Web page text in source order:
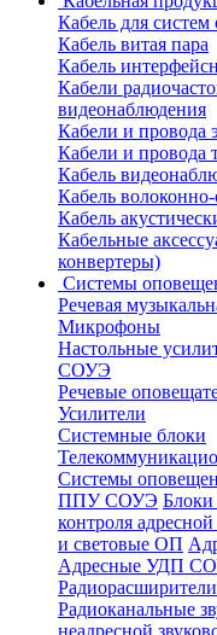
Кабель для
Кабель витая пара
Кабель
Кабели
видеонаблюдения
Кабели и провода
Кабели и провода
Кабель
Кабель
Кабель
Кабельные
конвертеры)
Системы
Речевая
Микрофоны
Настольные
СОУЭ
Речевые
Усилители
Системные блоки
Системы
ППУ СОУЭ Блоки
контроля
и световые ОП
Адресные УДП
Радиоканальные
неадресной